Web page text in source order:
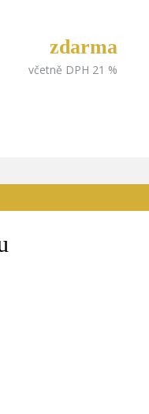
zdarma
včetně DPH 21 %